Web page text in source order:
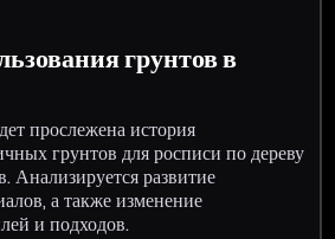
грунтов в
прослежена история
грунтов для росписи по дереву
Анализируется развитие
а также изменение
и подходов.